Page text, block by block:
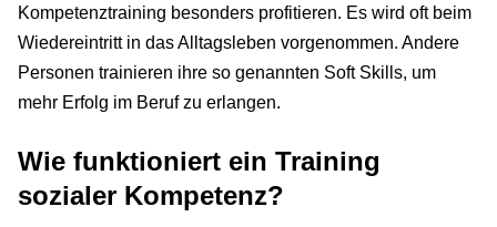
Kompetenztraining besonders profitieren. Es wird oft beim
Wiedereintritt in das Alltagsleben vorgenommen. Andere
Personen trainieren ihre so genannten Soft Skills, um
mehr Erfolg im Beruf zu erlangen.
Wie funktioniert ein Training
sozialer Kompetenz?